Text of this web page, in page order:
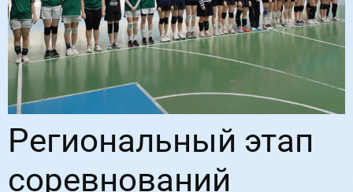
Региональный этап
соревнований